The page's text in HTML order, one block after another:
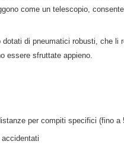
come un telescopio,
di pneumatici robusti, che li
essere sfruttate appieno.
per compiti specifici (fino a